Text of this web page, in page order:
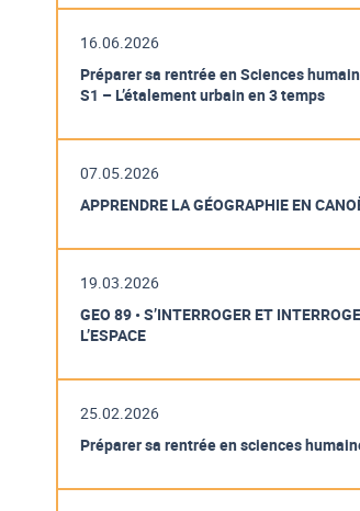
16.06.2026
Préparer sa rentrée en Sciences
S1 – L’étalement urbain en 3 temps
07.05.2026
APPRENDRE LA GÉOGRAPHIE EN
19.03.2026
GEO 89 • S’INTERROGER ET
L’ESPACE
25.02.2026
Préparer sa rentrée en sciences